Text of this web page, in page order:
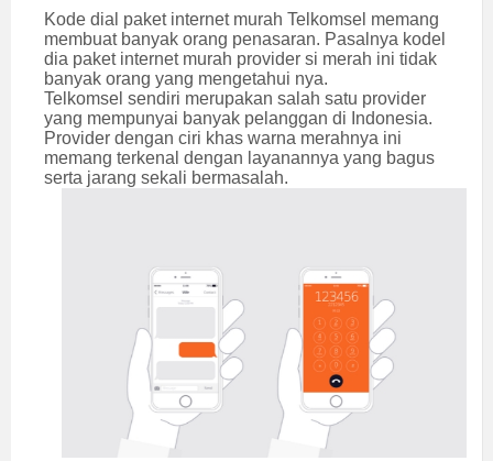
Kode dial paket internet murah Telkomsel memang
membuat banyak orang penasaran. Pasalnya kodel
dia paket internet murah provider si merah ini tidak
banyak orang yang mengetahui nya.
Telkomsel sendiri merupakan salah satu provider
yang mempunyai banyak pelanggan di Indonesia.
Provider dengan ciri khas warna merahnya ini
memang terkenal dengan layanannya yang bagus
serta jarang sekali bermasalah.